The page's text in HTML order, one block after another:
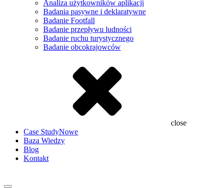
Analiza użytkowników aplikacji
Badania pasywne i deklaratywne
Badanie Footfall
Badanie przepływu ludności
Badanie ruchu turystycznego
Badanie obcokrajowców
close
Case StudyNowe
Baza Wiedzy
Blog
Kontakt